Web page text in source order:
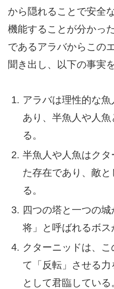
から隠れることで安全
機能することが分かっ
であるアラバからこの
聞き出し、以下の事実
アラバは理性的な
あり、半魚人や人
る。
半魚人や人魚はク
た存在であり、敵と
る。
四つの塔と一つの
将」と呼ばれるボス
クターニッドは、
て「反転」させる
として君臨している